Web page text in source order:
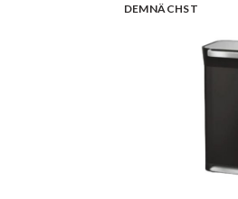
DEMNÄCHST